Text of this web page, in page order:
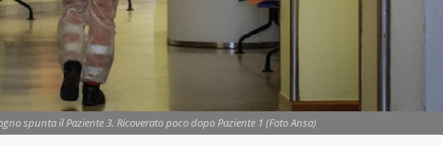
spunta il Paziente 3. Ricoverato poco dopo Paziente 1 (Foto Ansa)